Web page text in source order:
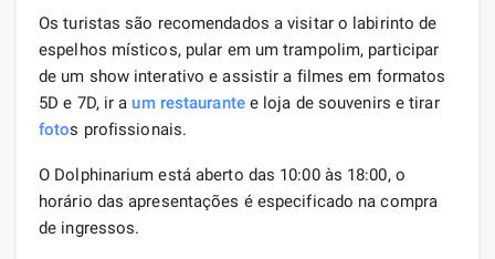
Os turistas são recomendados a visitar o labirinto de
espelhos místicos, pular em um trampolim, participar
de um show interativo e assistir a filmes em formatos
5D e 7D, ir aum restaurantee loja de souvenirs e tirar
fotos profissionais.
O Dolphinarium está aberto das 10:00 às 18:00, o
horário das apresentações é especificado na compra
de ingressos.